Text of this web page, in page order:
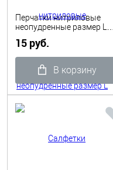
Перчатки нитриловые
неопудренные размер L
15 руб.
В корзину